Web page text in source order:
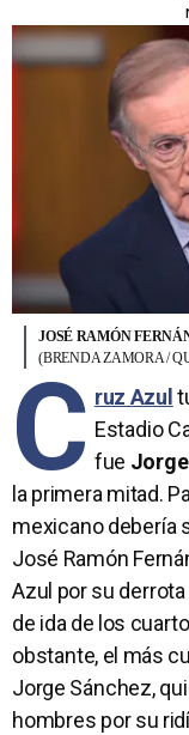
JOSÉ RAMÓN
(BRENDA ZAMORA /
C ruz Azul
Estadio
fue
la primera mitad.
mexicano debería
José Ramón
Azul por su
de ida de los
obstante, el más
Jorge Sánchez,
hombres por su